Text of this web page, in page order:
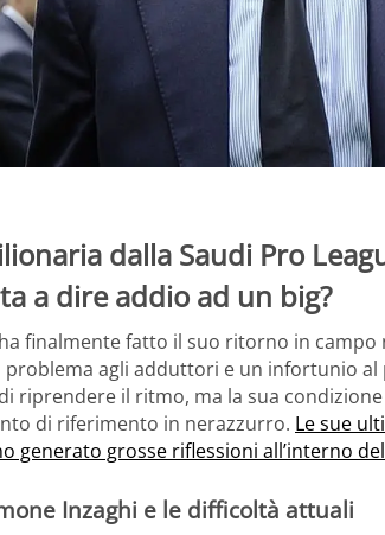
dalla Saudi Pro
a dire addio ad un big?
finalmente fatto il suo ritorno in
problema agli adduttori e un infortunio
riprendere il ritmo, ma la sua
di riferimento in nerazzurro. Le sue
generato grosse riflessioni all’interno
Inzaghi e le difficoltà attuali